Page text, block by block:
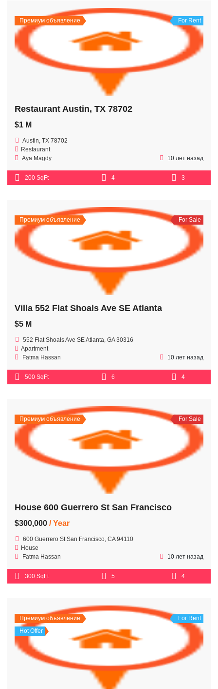
Премиум объявление For Rent
Restaurant Austin, TX 78702
$1 M
Austin, TX 78702
Restaurant
Aya Magdy
10 лет назад
200 SqFt 4 3
Премиум объявление For Sale
Villa 552 Flat Shoals Ave SE Atlanta
$5 M
552 Flat Shoals Ave SE Atlanta, GA 30316
Apartment
Fatma Hassan
10 лет назад
500 SqFt 6 4
Премиум объявление For Sale
House 600 Guerrero St San Francisco
$300,000 / Year
600 Guerrero St San Francisco, CA 94110
House
Fatma Hassan
10 лет назад
300 SqFt 5 4
Премиум объявление
Hot Offer
For Rent